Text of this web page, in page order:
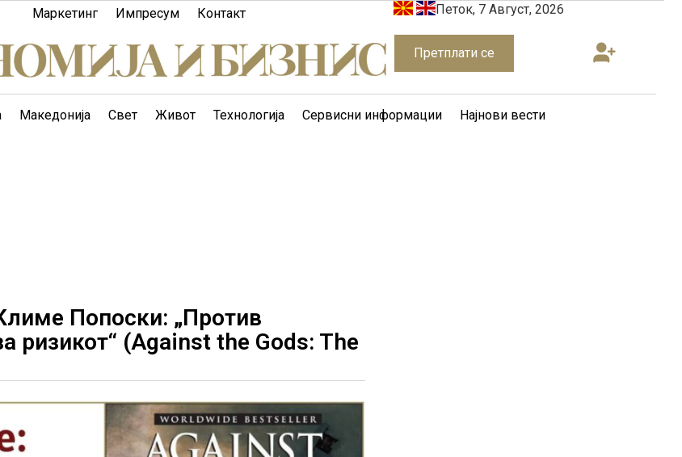
Маркетинг Импресум Контакт Петок, 7 Август, 2026
Претплати се
Македонија Свет Живот Технологија Сервисни информации Најнови вести
Попоски: „Против
ризикот“ (Against the Gods: The